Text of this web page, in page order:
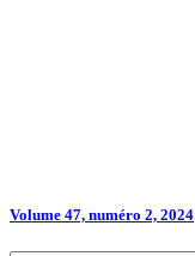
Volume 47, numéro 2, 2024